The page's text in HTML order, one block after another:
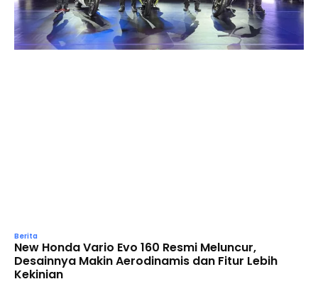
Berita
New Honda Vario Evo 160 Resmi Meluncur,
Desainnya Makin Aerodinamis dan Fitur Lebih
Kekinian